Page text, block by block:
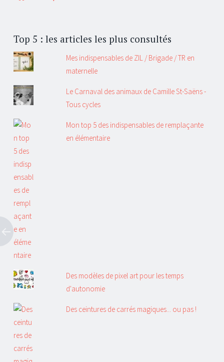
Top 5 : les articles les plus consultés
Mes indispensables de ZIL / Brigade / TR en
maternelle
Le Carnaval des animaux de Camille St-Saëns -
Tous cycles
Mon top 5 des indispensables de remplaçante
en élémentaire
Des modèles de pixel art pour les temps
d'autonomie
Des ceintures de carrés magiques... ou pas !